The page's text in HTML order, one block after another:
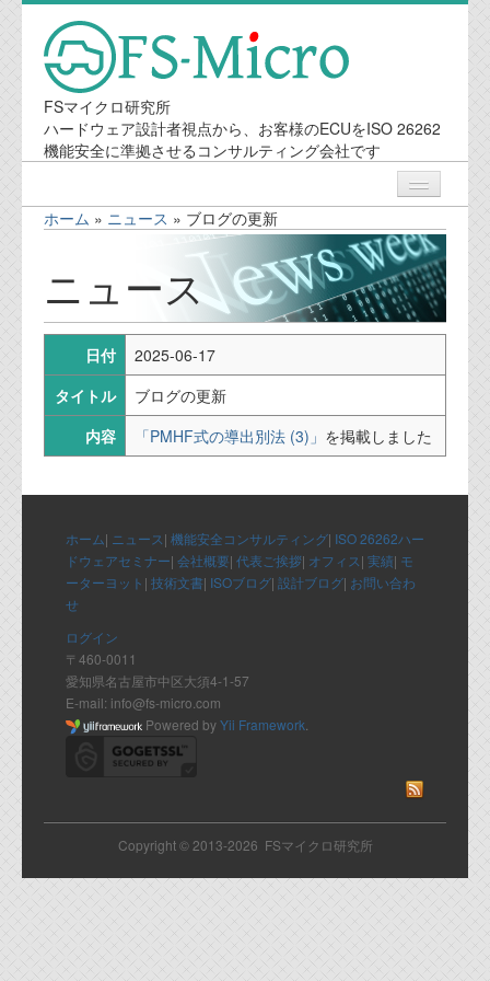
FSマイクロ研究所
ハードウェア設計者視点から、お客様のECUをISO 26262
機能安全に準拠させるコンサルティング会社です
ニュース
業務内容
機能安全コンサルティング
会社案内
オフィス
実績
ブログ
機能安全ブログ
設計ブログ
外部投稿記事
ホーム » ニュース » ブログの更新
ニュース
日付
2025-06-17
タイトル
ブログの更新
内容
「PMHF式の導出別法 (3)」 を掲載しました
ホーム| ニュース| 機能安全コンサルティング| ISO 26262ハー
ドウェアセミナー| 会社概要| 代表ご挨拶| オフィス| 実績| モ
ーターヨット | 技術文書| ISOブログ| 設計ブログ| お問い合わ
せ
ログイン
〒460-0011
愛知県名古屋市中区大須4-1-57
E-mail: info@fs-micro.com
Powered byYii Framework
Copyright © 2013-2026 FSマイクロ研究所